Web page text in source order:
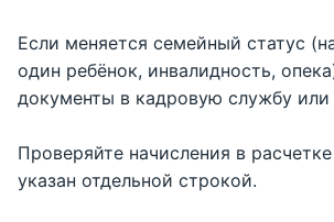
Если меняется семейный статус
один ребёнок, инвалидность,
документы в кадровую службу или
Проверяйте начисления в
указан отдельной строкой.